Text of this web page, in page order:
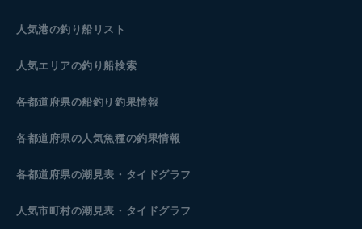
人気港の釣り船リスト
人気エリアの釣り船検索
各都道府県の船釣り釣果情報
各都道府県の人気魚種の釣果情報
各都道府県の潮見表 ・タイドグラフ
人気市町村の潮見表・タイドグラフ